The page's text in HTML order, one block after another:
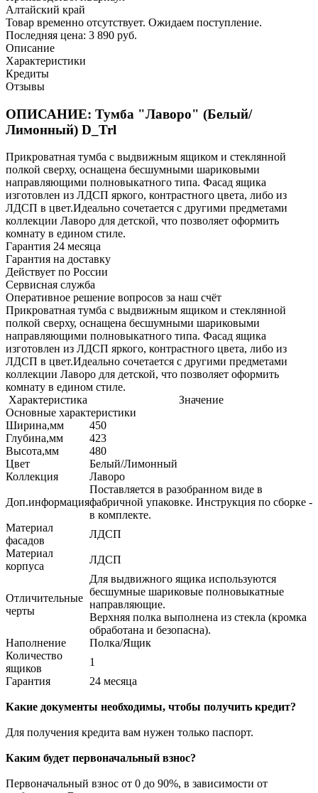
Алтайский край
Товар временно отсутствует. Ожидаем поступление.
Последняя цена: 3 890 руб.
Описание
Характеристики
Кредиты
Отзывы
ОПИСАНИЕ: Тумба "Лаворо" (Белый/
Лимонный) D_Trl
Прикроватная тумба с выдвижным ящиком и стеклянной
полкой сверху, оснащена бесшумными шариковыми
направляющими полновыкатного типа. Фасад ящика
изготовлен из ЛДСП яркого, контрастного цвета, либо из
ЛДСП в цвет.Идеально сочетается с другими предметами
коллекции Лаворо для детской, что позволяет оформить
комнату в едином стиле.
Гарантия 24 месяца
Гарантия на доставку
Действует по России
Сервисная служба
Оперативное решение вопросов за наш счёт
Прикроватная тумба с выдвижным ящиком и стеклянной
полкой сверху, оснащена бесшумными шариковыми
направляющими полновыкатного типа. Фасад ящика
изготовлен из ЛДСП яркого, контрастного цвета, либо из
ЛДСП в цвет.Идеально сочетается с другими предметами
коллекции Лаворо для детской, что позволяет оформить
комнату в едином стиле.
Характеристика
Значение
Основные характеристики
Ширина,мм
450
Глубина,мм
423
Высота,мм
480
Цвет
Белый/Лимонный
Коллекция
Лаворо
Доп.информация
Поставляется в разобранном виде в
фабричной упаковке. Инструкция по сборке -
в комплекте.
Материал
фасадов
ЛДСП
Материал
корпуса
ЛДСП
Отличительные
черты
Для выдвижного ящика используются
бесшумные шариковые полновыкатные
направляющие.
Верхняя полка выполнена из стекла (кромка
обработана и безопасна).
Наполнение
Полка/Ящик
Количество
ящиков
1
Гарантия
24 месяца
Какие документы необходимы, чтобы получить кредит?
Для получения кредита вам нужен только паспорт.
Каким будет первоначальный взнос?
Первоначальный взнос от 0 до 90%, в зависимости от